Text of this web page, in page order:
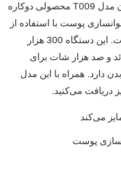
لیزر موهای زائد لسکلتون مدل T009 محصولی دوکاره
پوست با استفاده از
لامپ داخلی محصول است. این دستگاه 300 هزار
و صد هزار شات برای
دارد. همراه با این مدل
دریافت می‌کنید.
می‌کند
پوست